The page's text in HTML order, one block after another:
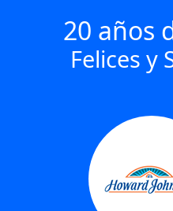
20 años
Felices y